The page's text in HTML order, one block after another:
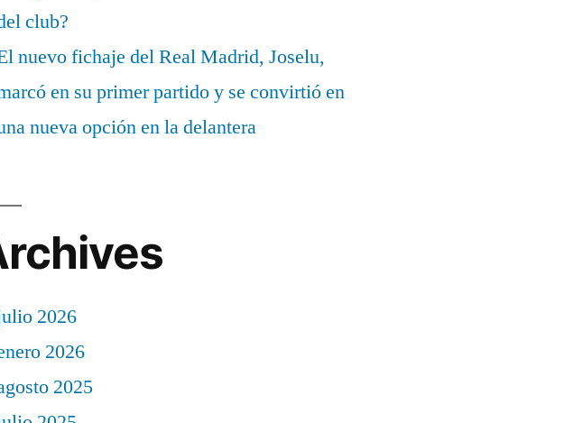
club?
nuevo fichaje del Real Madrid, Joselu,
en su primer partido y se convirtió en
nueva opción en la delantera
2026
2026
2025